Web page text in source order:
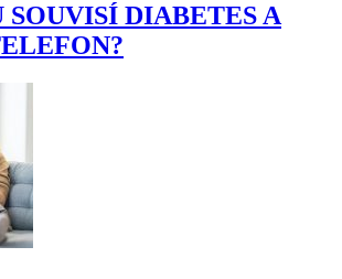
SOUVISÍ DIABETES A